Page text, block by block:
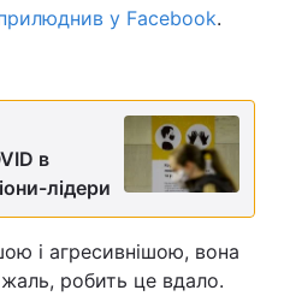
у Facebook.
в
лідери
і агресивнішою, вона
робить це вдало.